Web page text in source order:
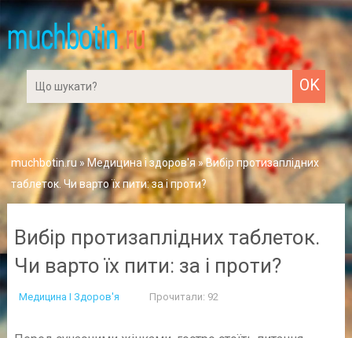
muchbotin.ru»Медицина і здоров'я» Вибір протизаплідних
таблеток. Чи варто їх пити: за і проти?
Вибір протизаплідних таблеток.
Чи варто їх пити: за і проти?
Медицина І Здоров'я Прочитали: 92